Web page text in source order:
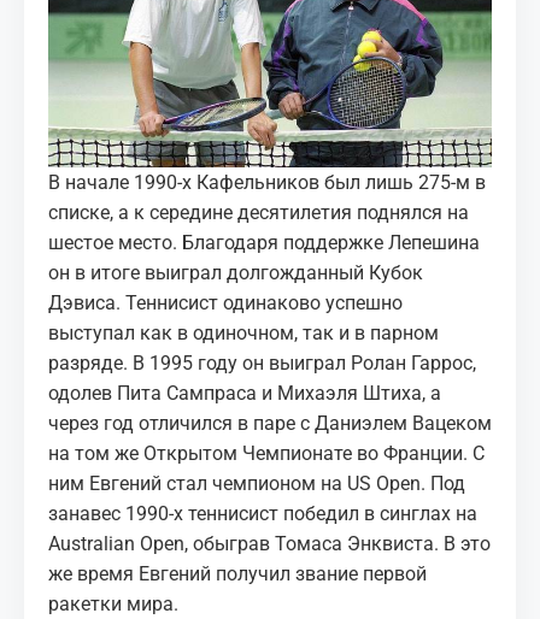
В начале 1990-х Кафельников был лишь 275-м в
списке, а к середине десятилетия поднялся на
шестое место. Благодаря поддержке Лепешина
он в итоге выиграл долгожданный Кубок
Дэвиса. Теннисист одинаково успешно
выступал как в одиночном, так и в парном
разряде. В 1995 году он выиграл Ролан Гаррос,
одолев Пита Сампраса и Михаэля Штиха, а
через год отличился в паре с Даниэлем Вацеком
на том же Открытом Чемпионате во Франции. С
ним Евгений стал чемпионом на US Open. Под
занавес 1990-х теннисист победил в синглах на
Australian Open, обыграв Томаса Энквиста. В это
же время Евгений получил звание первой
ракетки мира.